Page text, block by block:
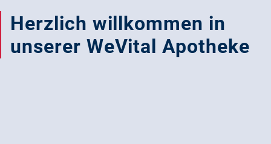
Herzlich willkommen in
unserer WeVital Apotheke